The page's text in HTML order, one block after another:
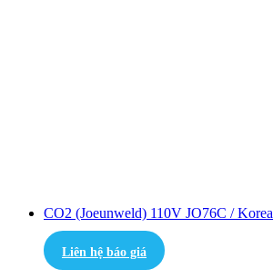
CO2 (Joeunweld) 110V JO76C / Korea
Liên hệ báo giá